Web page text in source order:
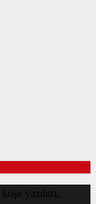
yazıları,